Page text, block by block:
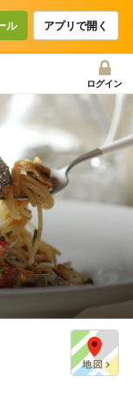
ル アプリで開く
ログイン